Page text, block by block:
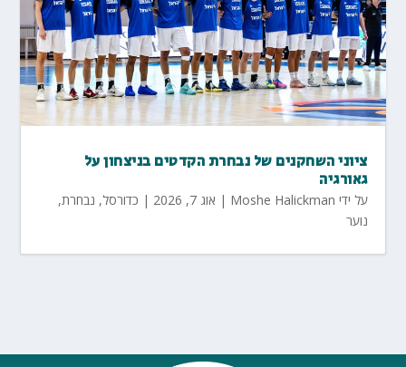
ציוני השחקנים של נבחרת הקדטים בניצחון על
גאורגיה
על ידי Moshe Halickman
| אוג 7, 2026 | כדורסל, נבחרת,
נוער